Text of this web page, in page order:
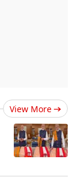
View More